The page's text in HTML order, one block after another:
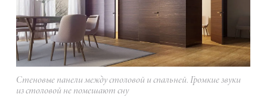
Стеновые панели между столовой и спальней. Громкие звуки
из столовой не помешают сну